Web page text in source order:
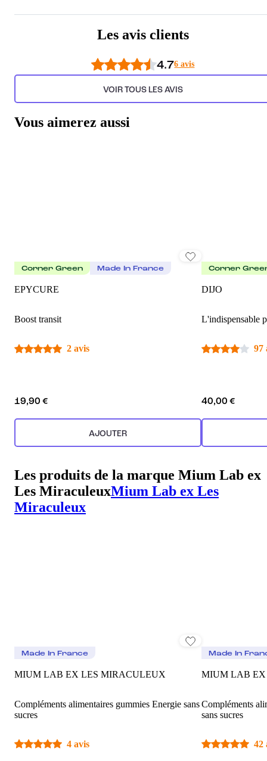
Les avis clients
4.76 avis
VOIR TOUS LES AVIS
Vous aimerez aussi
Corner Green Made In France
EPYCURE
Boost transit
2 avis
19,90 €
AJOUTER
Corner
DIJO
L'indispensable
97
40,00 €
Les produits de la marque Mium Lab ex
Les MiraculeuxMium Lab ex Les
Miraculeux
Made In France
MIUM LAB EX LES MIRACULEUX
Compléments alimentaires gummies Energie sans
sucres
4 avis
Made In
MIUM LAB
Compléments
sans sucres
42